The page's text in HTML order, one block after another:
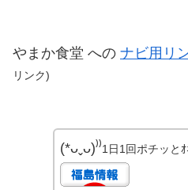
やまか食堂 への ナビ用リ
リンク)
(*ᴗˬᴗ)⁾⁾1日1回ポチッとｵ